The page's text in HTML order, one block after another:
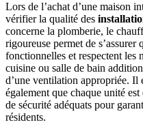
Lors de l’achat d’une maison
vérifier la qualité des
concerne la plomberie, le
rigoureuse permet de s’assurer
fonctionnelles et respectent les
cuisine ou salle de bain
d’une ventilation appropriée. Il
également que chaque unité
de sécurité adéquats pour
résidents.